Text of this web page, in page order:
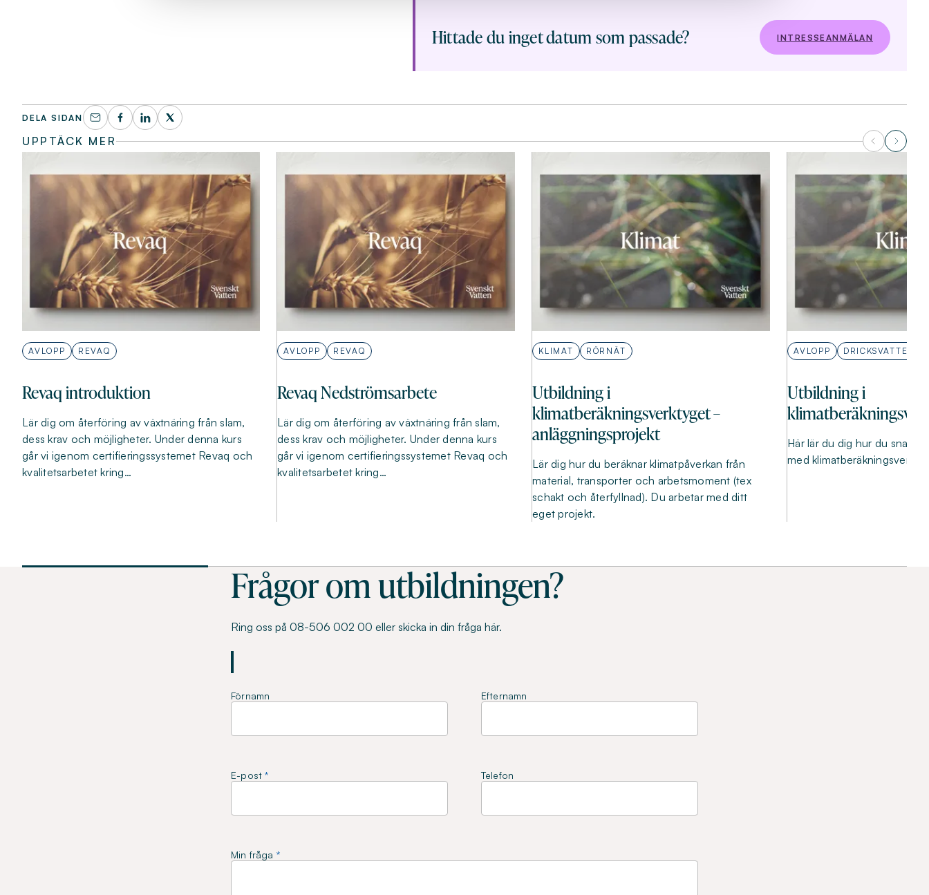
Hittade du inget datum som passade? INTRESSEANMÄLAN
DELA SIDAN
UPPTÄCK MER
AVLOPP REVAQ
Revaq introduktion
Lär dig om återföring av växtnäring från slam,
dess krav och möjligheter. Under denna kurs
går vi igenom certifieringssystemet Revaq och
kvalitetsarbetet kring…
AVLOPP REVAQ
Revaq Nedströmsarbete
Lär dig om återföring av växtnäring från slam,
dess krav och möjligheter. Under denna kurs
går vi igenom certifieringssystemet Revaq och
kvalitetsarbetet kring…
KLIMAT RÖRNÄT
Utbildning i
klimatberäkningsverktyget –
anläggningsprojekt
Lär dig hur du beräknar klimatpåverkan från
material, transporter och arbetsmoment (tex
schakt och återfyllnad). Du arbetar med ditt
eget projekt.
AVLOPP DRICKSVATTEN
Utbildning i
Här lär du dig hur du snabbt
med
Frågor om utbildningen?
Ring oss på 08-506 002 00 eller skicka in din fråga här.
Förnamn Efternamn
E-post Telefon
Min fråga